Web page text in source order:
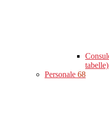
tabelle)
Personale 68